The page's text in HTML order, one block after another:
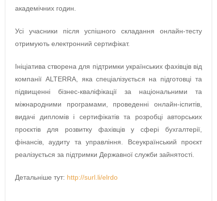
академічних годин.
Усі учасники після успішного складання онлайн-тесту
отримують електронний сертифікат.
Ініціатива створена для підтримки українських фахівців від
компанії ALTERRA, яка спеціалізується на підготовці та
підвищенні бізнес-кваліфікації за національними та
міжнародними програмами, проведенні онлайн-іспитів,
видачі дипломів і сертифікатів та розробці авторських
проєктів для розвитку фахівців у сфері бухгалтерії,
фінансів, аудиту та управління. Всеукраїнський проєкт
реалізується за підтримки Державної служби зайнятості.
Детальніше тут: http://surl.li/elrdo